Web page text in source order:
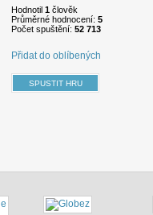
Hodnotil 1 člověk
Průměrné hodnocení: 5
Počet spuštění: 52 713
Přidat do oblíbených